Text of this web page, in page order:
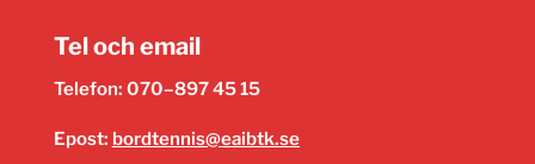
Tel och email
Telefon: 070–897 45 15
Epost: bordtennis@eaibtk.se